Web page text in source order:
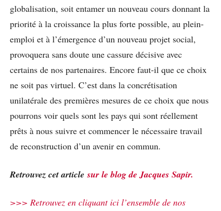
globalisation, soit entamer un nouveau cours donnant la
priorité à la croissance la plus forte possible, au plein-
emploi et à l’émergence d’un nouveau projet social,
provoquera sans doute une cassure décisive avec
certains de nos partenaires. Encore faut-il que ce choix
ne soit pas virtuel. C’est dans la concrétisation
unilatérale des premières mesures de ce choix que nous
pourrons voir quels sont les pays qui sont réellement
prêts à nous suivre et commencer le nécessaire travail
de reconstruction d’un avenir en commun.
Retrouvez cet articlesur le blog de Jacques Sapir.
>>> Retrouvez en cliquant ici l’ensemble de nos